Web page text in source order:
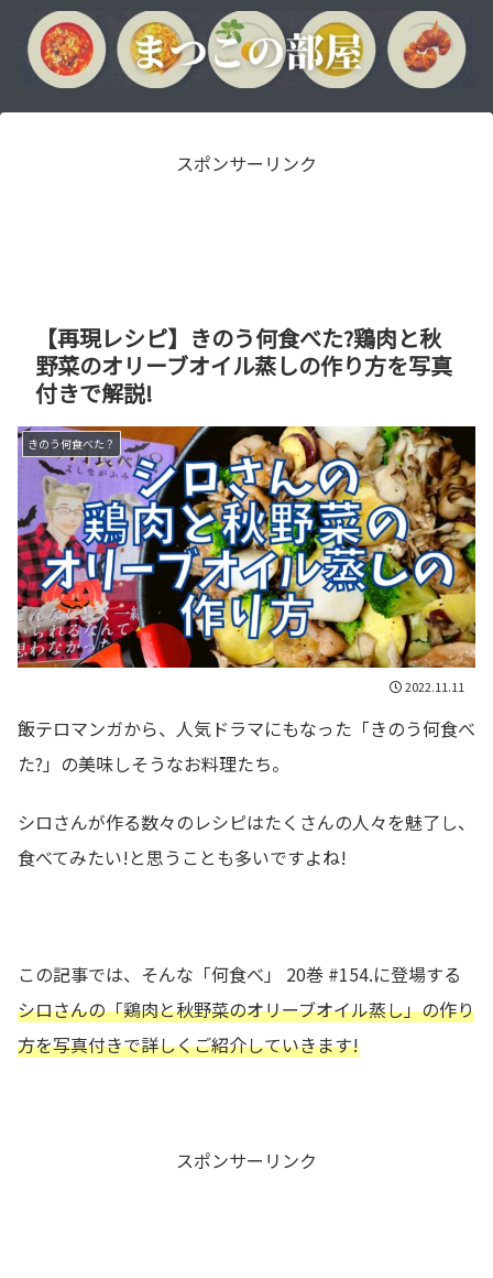
スポンサーリンク
【再現レシピ】きのう何食べた?鶏肉と秋
野菜のオリーブオイル蒸しの作り方を写真
付きで解説!
きのう何食べた？
2022.11.11
飯テロマンガから、人気ドラマにもなった「きのう何食べ
た?」の美味しそうなお料理たち。
シロさんが作る数々のレシピはたくさんの人々を魅了し、
食べてみたい!と思うことも多いですよね!
この記事では、そんな「何食べ」 20巻 #154.に登場する
シロさんの「鶏肉と秋野菜のオリーブオイル蒸し」の作り
方を写真付きで詳しくご紹介していきます!
スポンサーリンク